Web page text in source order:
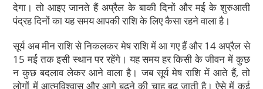
p o
k
देगा। तो आइए जानते हैं अप्रैल के बाकी दिनों और मई के शुरुआती
पंद्रह दिनों का यह समय आपकी राशि के लिए कैसा रहने वाला है।
सूर्य अब मीन राशि से निकलकर मेष राशि में आ गए हैं और 14 अप्रैल से
15 मई तक इसी स्थान पर रहेंगे। यह समय हर किसी के जीवन में कुछ
न कुछ बदलाव लेकर आने वाला है। जब सूर्य मेष राशि में आते हैं, तो
लोगों में आत्मविश्वास और आगे बढ़ने की चाह बढ़ जाती है। ऐसे में कई